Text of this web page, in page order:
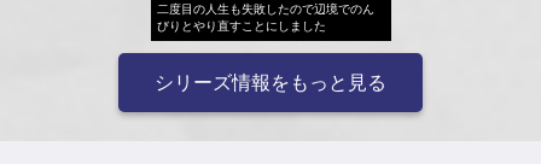
二度目の人生も失敗したので辺境でのん
びりとやり直すことにしました
シリーズ情報をもっと見る